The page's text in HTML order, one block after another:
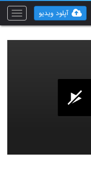
Toggle
آپلود ویدیو